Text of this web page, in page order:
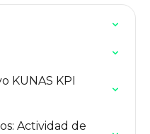
KUNAS KPI
Actividad de